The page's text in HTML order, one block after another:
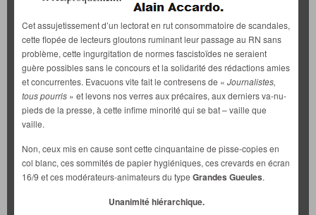
Cet assujetissement d’un lectorat en rut consommatoire de scandales,
cette flopée de lecteurs gloutons ruminant leur passage au RN sans
problème, cette ingurgitation de normes fascistoïdes ne seraient
guère possibles sans le concours et la solidarité des rédactions amies
et concurrentes. Evacuons vite fait le contresens de « Journalistes,
tous pourris » et levons nos verres aux précaires, aux derniers va-nu-
pieds de la presse, à cette infime minorité qui se bat – vaille que
vaille.
Non, ceux mis en cause sont cette cinquantaine de pisse-copies en
col blanc, ces sommités de papier hygiéniques, ces crevards en écran
16/9 et ces modérateurs-animateurs du type Grandes Gueules.
Unanimité hiérarchique.